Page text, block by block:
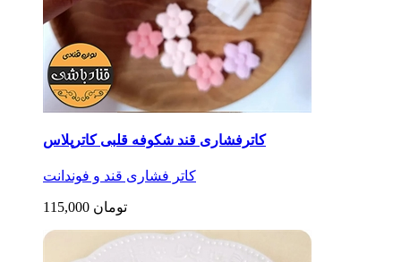
کاترفشاری قند شکوفه قلبی کاترپلاس
کاتر فشاری قند و فوندانت
115,000 تومان